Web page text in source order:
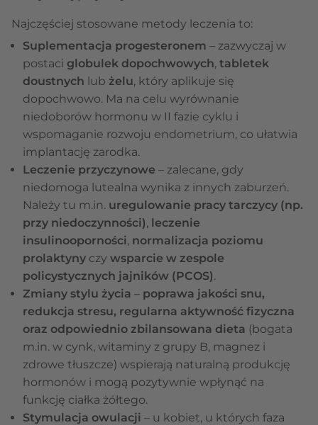
Najczęściej stosowane metody leczenia to:
Suplementacja progesteronem – zazwyczaj w
postaci globulek dopochwowych, tabletek
doustnych lub żelu, który aplikuje się
dopochwowo. Ma na celu wyrównanie
niedoborów hormonu w II fazie cyklu i
wspomaganie rozwoju endometrium, co ułatwia
implantację zarodka.
Leczenie przyczynowe – zalecane, gdy
niedomoga lutealna wynika z innych zaburzeń.
Należy tu m.in. uregulowanie pracy tarczycy (np.
przy niedoczynności), leczenie
insulinooporności, normalizacja poziomu
prolaktyny czy wsparcie w zespole
policystycznych jajników (PCOS).
Zmiany stylu życia – poprawa jakości snu,
redukcja stresu, regularna aktywność fizyczna
oraz odpowiednio zbilansowana dieta (bogata
m.in. w cynk, witaminy z grupy B, magnez i
zdrowe tłuszcze) wspierają naturalną produkcję
hormonów i mogą pozytywnie wpłynąć na
funkcję ciałka żółtego.
Stymulacja owulacji – u kobiet, u których faza